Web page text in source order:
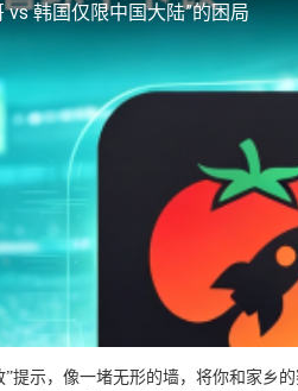
韩国仅限中国大陆”的困局
示，像一堵无形的墙，将你和家乡